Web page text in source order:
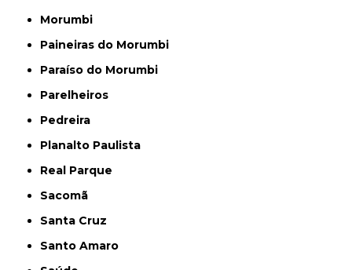
Morumbi
Paineiras do Morumbi
Paraíso do Morumbi
Parelheiros
Pedreira
Planalto Paulista
Real Parque
Sacomã
Santa Cruz
Santo Amaro